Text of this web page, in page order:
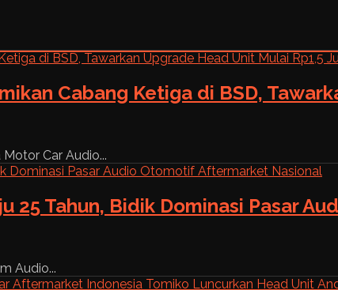
Cabang Ketiga di BSD,
Car Audio...
25 Tahun, Bidik Dominasi Pasar
Audio...